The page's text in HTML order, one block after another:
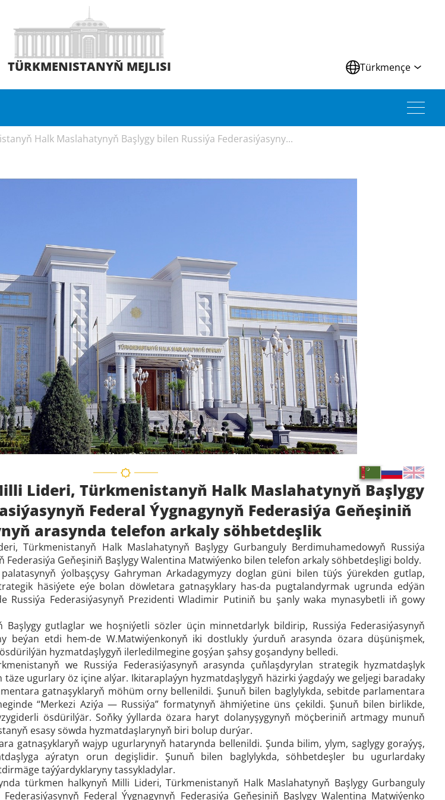
TÜRKMENISTANYŇ MEJLISI Türkmençe
Halk Maslahatynyň Başlygy bilen Russiýa Federasiýasyny...
Lideri, Türkmenistanyň Halk Maslahatynyň Başlygy
Federal Ýygnagynyň Federasiýa Geňeşiniň
arasynda telefon arkaly söhbetdeşlik
Türkmenistanyň Halk Maslahatynyň Başlygy Gurbanguly Berdimuhamedowyň Russiýa
Federasiýa Geňeşiniň Başlygy Walentina Matwiýenko bilen telefon arkaly söhbetdeşligi boldy.
ýolbaşçysy Gahryman Arkadagymyzy doglan güni bilen tüýs ýürekden gutlap,
häsiýete eýe bolan döwletara gatnaşyklary has-da pugtalandyrmak ugrunda edýän
Russiýa Federasiýasynyň Prezidenti Wladimir Putiniň bu şanly waka mynasybetli iň gowy
Başlygy gutlaglar we hoşniýetli sözler üçin minnetdarlyk bildirip, Russiýa Federasiýasynyň
beýan etdi hem-de W.Matwiýenkonyň iki dostlukly ýurduň arasynda özara düşünişmek,
hyzmatdaşlygyň ilerledilmegine goşýan şahsy goşandyny belledi.
we Russiýa Federasiýasynyň arasynda çuňlaşdyrylan strategik hyzmatdaşlyk
täze ugurlary öz içine alýar. Ikitaraplaýyn hyzmatdaşlygyň häzirki ýagdaýy we geljegi baradaky
gatnaşyklaryň möhüm orny bellenildi. Şunuň bilen baglylykda, sebitde parlamentara
“Merkezi Aziýa — Russiýa” formatynyň ähmiýetine üns çekildi. Şunuň bilen birlikde,
ösdürilýär. Soňky ýyllarda özara haryt dolanyşygynyň möçberiniň artmagy munuň
esasy söwda hyzmatdaşlarynyň biri bolup durýar.
gatnaşyklaryň wajyp ugurlarynyň hatarynda bellenildi. Şunda bilim, ylym, saglygy goraýyş,
aýratyn orun degişlidir. Şunuň bilen baglylykda, söhbetdeşler bu ugurlardaky
taýýardyklaryny tassykladylar.
türkmen halkynyň Milli Lideri, Türkmenistanyň Halk Maslahatynyň Başlygy Gurbanguly
Federal Ýygnagynyň Federasiýa Geňeşiniň Başlygy Walentina Matwiýenko